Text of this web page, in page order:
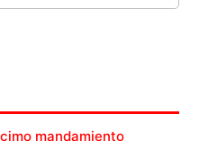
mandamiento